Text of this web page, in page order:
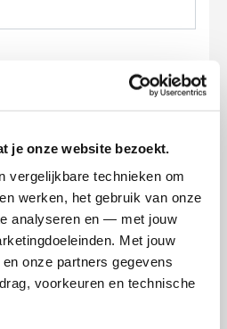
je onze website bezoekt.
vergelijkbare technieken om
werken, het gebruik van onze
analyseren en — met jouw
Met jouw
onze partners gegevens
voorkeuren en technische
nu